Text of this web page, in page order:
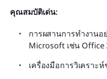
คุณสมบัติเด่น:
การผสานการทำงาน
Microsoft เช่น Office
เครื่องมือการวิเคราะ